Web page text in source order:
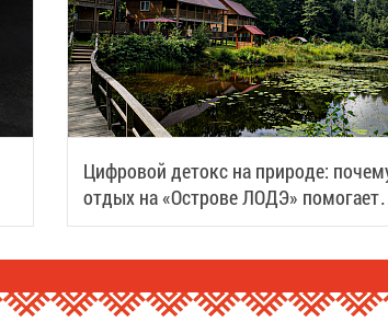
Цифровой детокс на природе:
отдых на «Острове ЛОДЭ» помогает
восстановить силы